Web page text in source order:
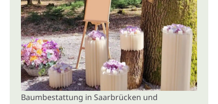
Baumbestattung in Saarbrücken und